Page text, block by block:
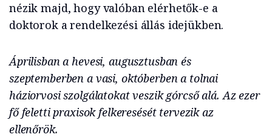
nézik majd, hogy valóban elérhetők-e a
doktorok a rendelkezési állás idejükben.
Áprilisban a hevesi, augusztusban és
szeptemberben a vasi, októberben a tolnai
háziorvosi szolgálatokat veszik górcső alá. Az ezer
fő feletti praxisok felkeresését tervezik az
ellenőrök.